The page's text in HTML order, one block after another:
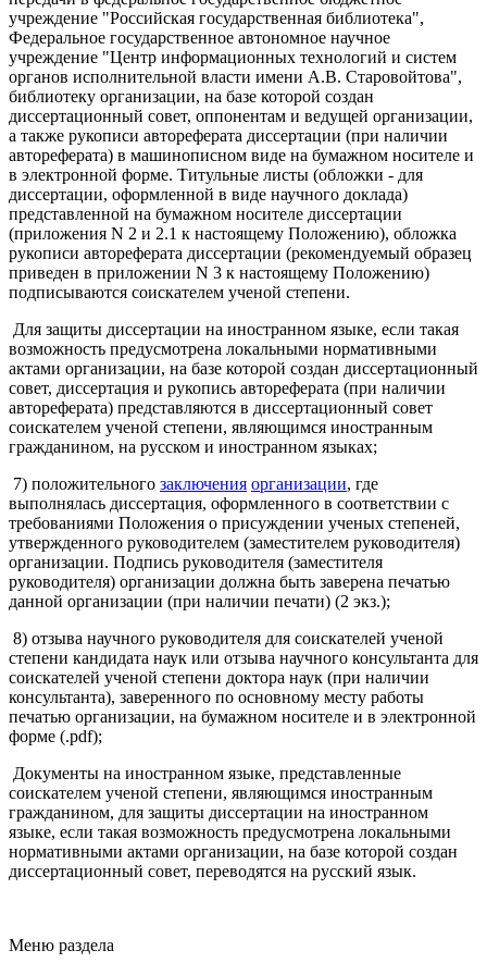
учреждение "Российская государственная библиотека",
Федеральное государственное автономное научное
учреждение "Центр информационных технологий и систем
органов исполнительной власти имени А.В. Старовойтова",
библиотеку организации, на базе которой создан
диссертационный совет, оппонентам и ведущей организации,
а также рукописи автореферата диссертации (при наличии
автореферата) в машинописном виде на бумажном носителе и
в электронной форме. Титульные листы (обложки - для
диссертации, оформленной в виде научного доклада)
представленной на бумажном носителе диссертации
(приложения N 2 и 2.1 к настоящему Положению), обложка
рукописи автореферата диссертации (рекомендуемый образец
приведен в приложении N 3 к настоящему Положению)
подписываются соискателем ученой степени.
Для защиты диссертации на иностранном языке, если такая
возможность предусмотрена локальными нормативными
актами организации, на базе которой создан диссертационный
совет, диссертация и рукопись автореферата (при наличии
автореферата) представляются в диссертационный совет
соискателем ученой степени, являющимся иностранным
гражданином, на русском и иностранном языках;
7) положительного заключения организации, где
выполнялась диссертация, оформленного в соответствии с
требованиями Положения о присуждении ученых степеней,
утвержденного руководителем (заместителем руководителя)
организации. Подпись руководителя (заместителя
руководителя) организации должна быть заверена печатью
данной организации (при наличии печати) (2 экз.);
8) отзыва научного руководителя для соискателей ученой
степени кандидата наук или отзыва научного консультанта для
соискателей ученой степени доктора наук (при наличии
консультанта), заверенного по основному месту работы
печатью организации, на бумажном носителе и в электронной
форме (.pdf);
Документы на иностранном языке, представленные
соискателем ученой степени, являющимся иностранным
гражданином, для защиты диссертации на иностранном
языке, если такая возможность предусмотрена локальными
нормативными актами организации, на базе которой создан
диссертационный совет, переводятся на русский язык.
Меню раздела